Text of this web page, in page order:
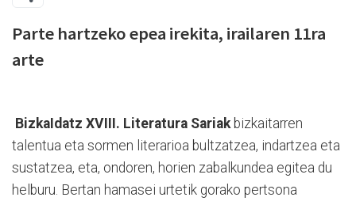
Parte hartzeko epea irekita, irailaren 11ra
arte
BizkaIdatz XVIII. Literatura Sariak bizkaitarren
talentua eta sormen literarioa bultzatzea, indartzea eta
sustatzea, eta, ondoren, horien zabalkundea egitea du
helburu. Bertan hamasei urtetik gorako pertsona